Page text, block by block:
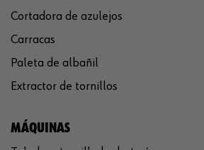
Cortadora de azulejos
Carracas
Paleta de albañil
Extractor de tornillos
MÁQUINAS